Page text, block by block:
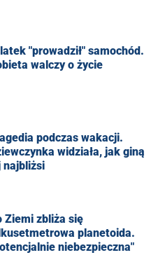
"prowadził" samochód.
walczy o życie
podczas wakacji.
widziała, jak giną
najbliżsi
Ziemi zbliża się
planetoida.
niebezpieczna"